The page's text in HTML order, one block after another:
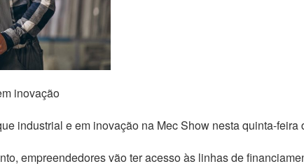
inovação
industrial e em inovação na Mec Show nesta quinta-feira
empreendedores vão ter acesso às linhas de